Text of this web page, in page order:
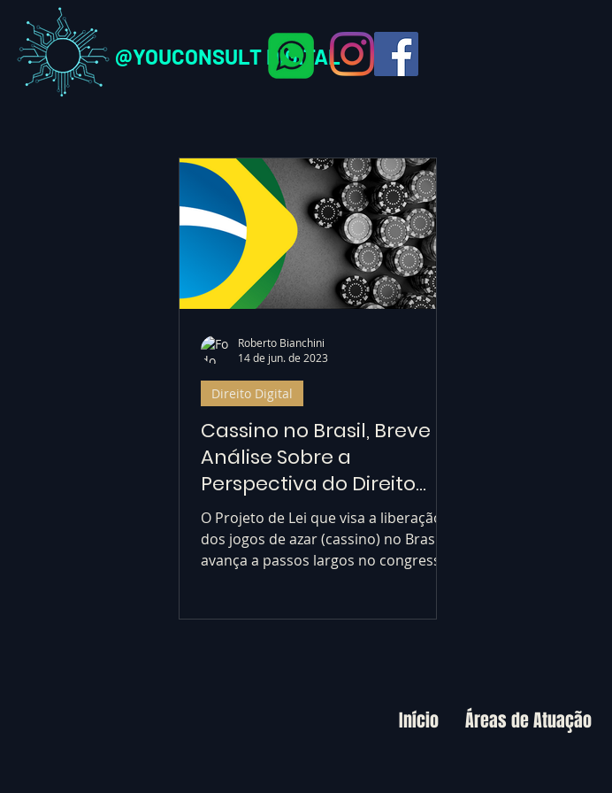
@YOUCONSULT DIGITAL
Cassino no Brasil, Breve
Análise Sobre a
Perspectiva do Direito
Digital
O Projeto de Lei que visa a liberação
dos jogos de azar (cassino) no Brasil,
avança a passos largos no congresso
Direito Digital
Roberto Bianchini
14 de jun. de 2023
Início Áreas de Atuação